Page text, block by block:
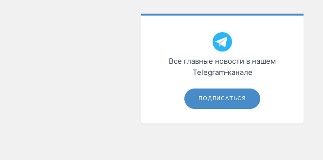
Все главные новости в нашем
Telegram‑канале
ПОДПИСАТЬСЯ